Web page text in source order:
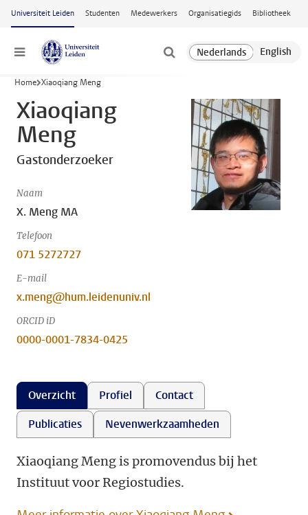
Ga naar hoofdinhoud
Universiteit Leiden Studenten Medewerkers Organisatiegids Bibliotheek
Menu
Home Xiaoqiang Meng
Xiaoqiang
Meng
Gastonderzoeker
Naam
X. Meng MA
Telefoon
071 5272727
E-mail
x.meng@hum.leidenuniv.nl
ORCID iD
0000-0001-7834-0425
Overzicht Profiel
Contact
Publicaties
Nevenwerkzaamheden
Xiaoqiang Meng is promovendus bij het
Instituut voor Regiostudies.